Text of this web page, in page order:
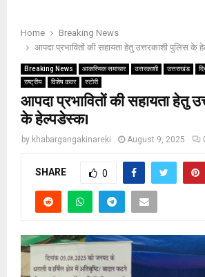
Home
Breaking News
आपदा प्रभावितों की सहायता हेतु उत्तरकाशी पुलिस के
Breaking News आकस्मिक समाचार उत्तरकाशी उत्तराखंड
राष्ट्रीय
विशेष कवर स्टोरी
आपदा प्रभावितों की सहायता हेतु
के हेल्पडेस्क।
by khabargangakinareki August 9, 2025
SHARE 0